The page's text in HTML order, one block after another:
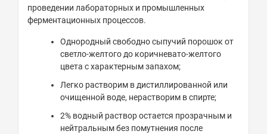
проведении лабораторных и промышленных
ферментационных процессов.
Однородный свободно сыпучий порошок от
светло-желтого до коричневато-желтого
цвета с характерным запахом;
Легко растворим в дистиллированной или
очищенной воде, нерастворим в спирте;
2% водный раствор остается прозрачным и
нейтральным без помутнения после